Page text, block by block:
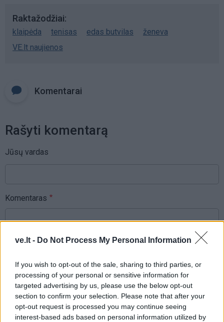
ve.lt - Do Not Process My Personal Information
If you wish to opt-out of the sale, sharing to third parties, or
processing of your personal or sensitive information for
targeted advertising by us, please use the below opt-out
section to confirm your selection. Please note that after your
opt-out request is processed you may continue seeing
interest-based ads based on personal information utilized by
Raktažodžiai
klaipėda tenisas edas butvilas
ženeva
VE.lt naujienos
Komentarai
Rašyti komentarą
Jūsų vardas
Komentaras
Sutinku sutaisyklėmis
This site is protected by
reCAPTCHA and the Google